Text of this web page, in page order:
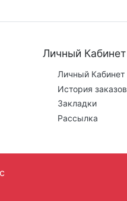
Личный Кабинет
Личный Кабинет
История заказов
Закладки
Рассылка